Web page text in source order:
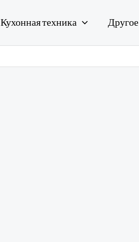
Кухонная техника Другое